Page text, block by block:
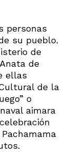
personas
su pueblo.
de
de
ellas
de la
o
aimara